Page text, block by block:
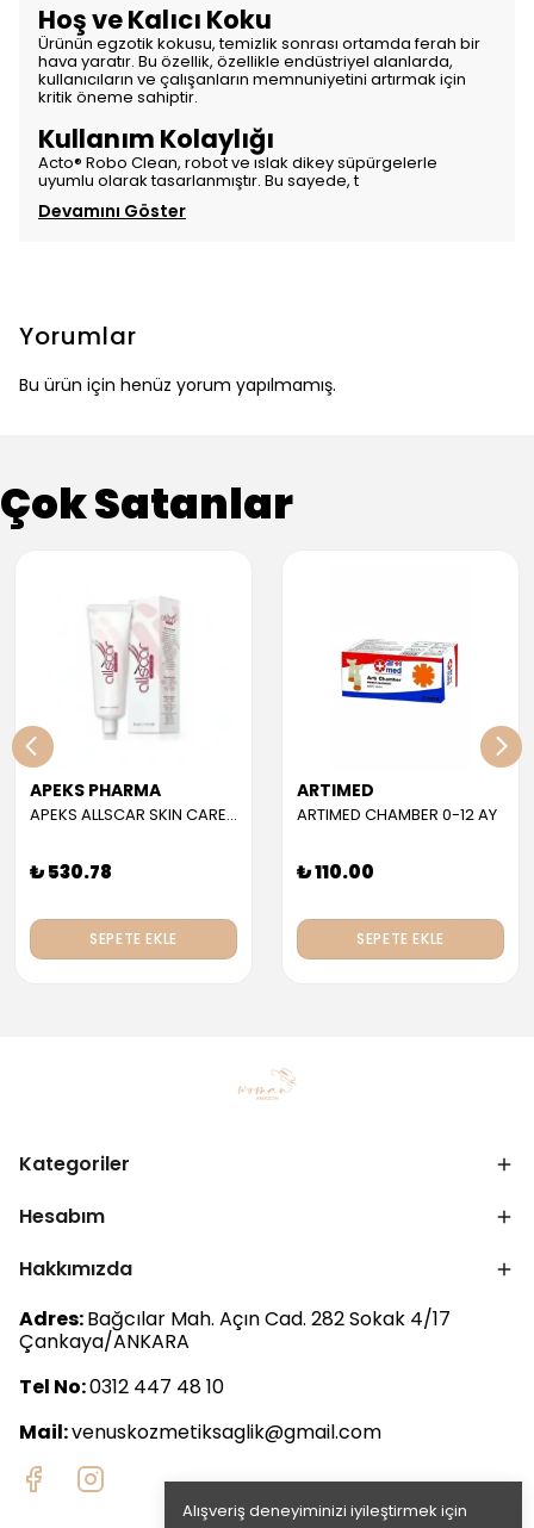
Alışveriş deneyiminizi iyileştirmek için
Hoş ve Kalıcı Koku
Ürünün egzotik kokusu, temizlik sonrası ortamda ferah bir
hava yaratır. Bu özellik, özellikle endüstriyel alanlarda,
kullanıcıların ve çalışanların memnuniyetini artırmak için
kritik öneme sahiptir.
Kullanım Kolaylığı
Acto® Robo Clean, robot ve ıslak dikey süpürgelerle
uyumlu olarak tasarlanmıştır. Bu sayede, t
Devamını Göster
Yorumlar
Bu ürün için henüz yorum yapılmamış.
Çok Satanlar
APEKS PHARMA
APEKS ALLSCAR SKIN CARE GEL 30 ML
₺ 530.78
SEPETE EKLE
ARTIMED
ARTIMED CHAMBER 0-12 AY
₺ 110.00
SEPETE EKLE
Kategoriler
Hesabım
Hakkımızda
Adres:Bağcılar Mah. Açın Cad. 282 Sokak 4/17
Çankaya/ANKARA
Tel No:0312 447 48 10
Mail:venuskozmetiksaglik@gmail.com